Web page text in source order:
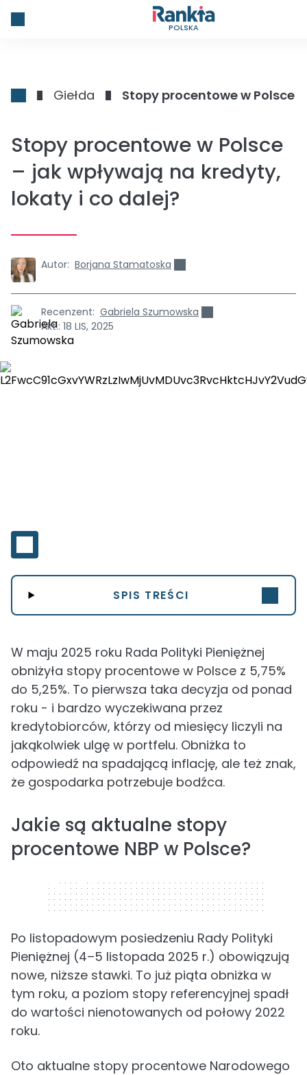
POLSKA
Giełda Stopy procentowe w Polsce
Stopy procentowe w Polsce
– jak wpływają na kredyty,
lokaty i co dalej?
Autor: Borjana Stamatoska
Recenzent: Gabriela Szumowska
Akt.: 18 LIS, 2025
SPIS TREŚCI
W maju 2025 roku Rada Polityki Pieniężnej
obniżyła stopy procentowe w Polsce z 5,75%
do 5,25%. To pierwsza taka decyzja od ponad
roku - i bardzo wyczekiwana przez
kredytobiorców, którzy od miesięcy liczyli na
jakąkolwiek ulgę w portfelu. Obniżka to
odpowiedź na spadającą inflację, ale też znak,
że gospodarka potrzebuje bodźca.
Jakie są aktualne stopy
procentowe NBP w Polsce?
320 x 50
Po listopadowym posiedzeniu Rady Polityki
Pieniężnej (4–5 listopada 2025 r.) obowiązują
nowe, niższe stawki. To już piąta obniżka w
tym roku, a poziom stopy referencyjnej spadł
do wartości nienotowanych od połowy 2022
roku.
Oto aktualne stopy procentowe Narodowego